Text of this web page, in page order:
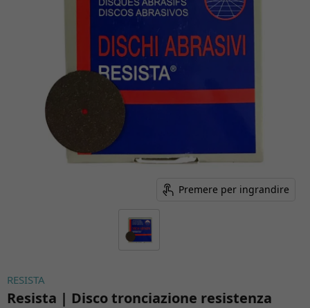
Premere per ingrandire
RESISTA
Resista | Disco tronciazione resistenza